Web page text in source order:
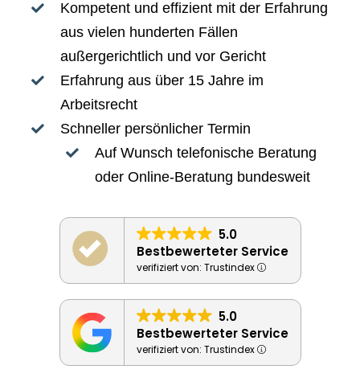
Kompetent und effizient mit der Erfahrung
aus vielen hunderten Fällen
außergerichtlich und vor Gericht
Erfahrung aus über 15 Jahre im
Arbeitsrecht
Schneller persönlicher Termin
Auf Wunsch telefonische Beratung
oder Online-Beratung bundesweit
5.0
Bestbewerteter Service
verifiziert von: Trustindex
5.0
Bestbewerteter Service
verifiziert von: Trustindex